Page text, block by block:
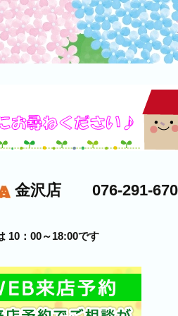
金沢店 076-291-
10：00～18:00です